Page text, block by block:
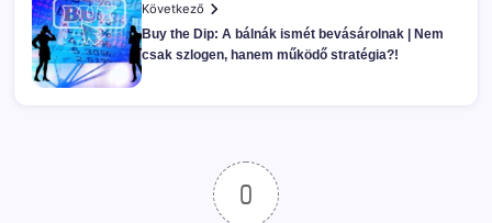
Következő
Buy the Dip: A bálnák ismét bevásárolnak | Nem
csak szlogen, hanem működő stratégia?!
0